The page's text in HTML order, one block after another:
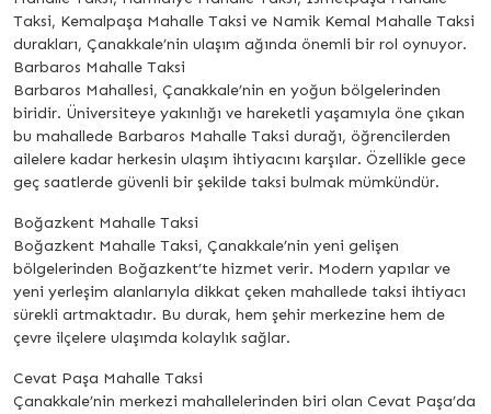
Taksi, Kemalpaşa Mahalle Taksi ve Namik Kemal Mahalle Taksi
durakları, Çanakkale’nin ulaşım ağında önemli bir rol oynuyor.
Barbaros Mahalle Taksi
Barbaros Mahallesi, Çanakkale’nin en yoğun bölgelerinden
biridir. Üniversiteye yakınlığı ve hareketli yaşamıyla öne çıkan
bu mahallede Barbaros Mahalle Taksi durağı, öğrencilerden
ailelere kadar herkesin ulaşım ihtiyacını karşılar. Özellikle gece
geç saatlerde güvenli bir şekilde taksi bulmak mümkündür.
Boğazkent Mahalle Taksi
Boğazkent Mahalle Taksi, Çanakkale’nin yeni gelişen
bölgelerinden Boğazkent’te hizmet verir. Modern yapılar ve
yeni yerleşim alanlarıyla dikkat çeken mahallede taksi ihtiyacı
sürekli artmaktadır. Bu durak, hem şehir merkezine hem de
çevre ilçelere ulaşımda kolaylık sağlar.
Cevat Paşa Mahalle Taksi
Çanakkale’nin merkezi mahallelerinden biri olan Cevat Paşa’da